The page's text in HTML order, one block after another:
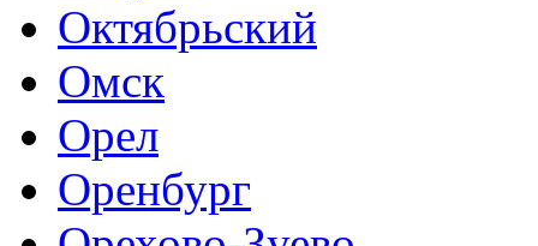
Октябрьский
Омск
Орел
Оренбург